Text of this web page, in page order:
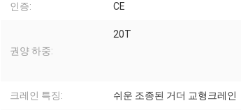
인증: CE
권양 하중:
20T
크레인 특징: 쉬운 조종된 거더 교형크레인